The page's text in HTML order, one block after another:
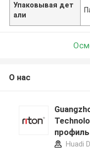
Упаковывая дет
али
О нас
Huadi